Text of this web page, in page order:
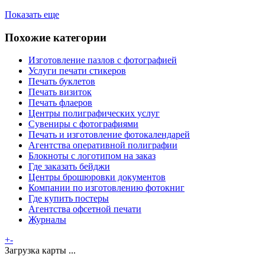
Показать еще
Похожие категории
Изготовление пазлов с фотографией
Услуги печати стикеров
Печать буклетов
Печать визиток
Печать флаеров
Центры полиграфических услуг
Сувениры с фотографиями
Печать и изготовление фотокалендарей
Агентства оперативной полиграфии
Блокноты с логотипом на заказ
Где заказать бейджи
Центры брошюровки документов
Компании по изготовлению фотокниг
Где купить постеры
Агентства офсетной печати
Журналы
+-
Загрузка карты ...